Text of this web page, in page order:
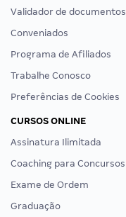
Validador de documentos
Conveniados
Programa de Afiliados
Trabalhe Conosco
Preferências de Cookies
CURSOS ONLINE
Assinatura Ilimitada
Coaching para Concursos
Exame de Ordem
Graduação